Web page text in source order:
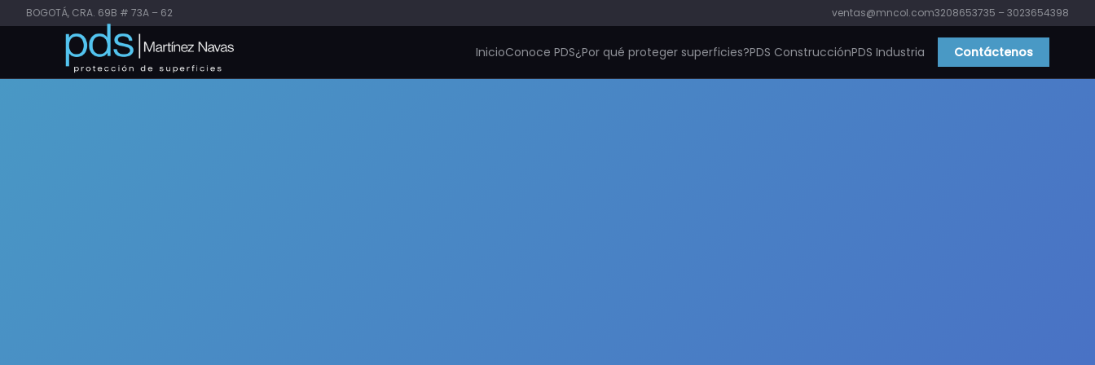
BOGOTÁ, CRA. 69B # 73A – 62 ventas@mncol.com3208653735 – 3023654398
InicioConoce PDS¿Por qué proteger superficies?PDS ConstrucciónPDS Industria Contáctenos